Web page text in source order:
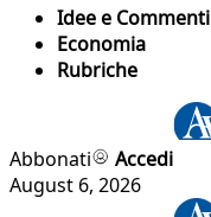
Idee e Commenti
Economia
Rubriche
Abbonati
Accedi
August 6, 2026